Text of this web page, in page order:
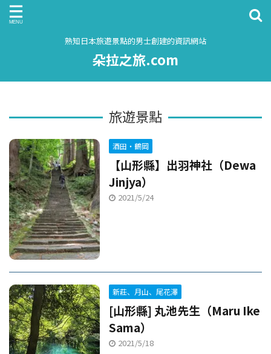
熟知日本旅遊景點的男士創建的資訊網站
朵拉之旅.com
旅遊景點
酒田・鶴岡
【山形縣】出羽神社（Dewa
Jinjya）
2021/5/24
新莊、月山、尾花澤
[山形縣] 丸池先生（Maru Ike
Sama）
2021/5/18